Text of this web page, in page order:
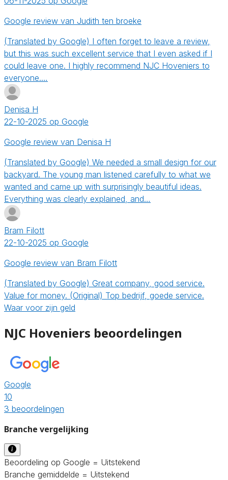
Google review van Judith ten broeke
(Translated by Google) I often forget to leave a review,
but this was such excellent service that I even asked if I
could leave one. I highly recommend NJC Hoveniers to
everyone.…
Denisa H
22-10-2025 op Google
Google review van Denisa H
(Translated by Google) We needed a small design for our
backyard. The young man listened carefully to what we
wanted and came up with surprisingly beautiful ideas.
Everything was clearly explained, and…
Bram Filott
22-10-2025 op Google
Google review van Bram Filott
(Translated by Google) Great company, good service.
Value for money. (Original) Top bedrijf, goede service.
Waar voor zijn geld
NJC Hoveniers beoordelingen
Google
10
3 beoordelingen
Branche vergelijking
Beoordeling op Google = Uitstekend
Branche gemiddelde = Uitstekend